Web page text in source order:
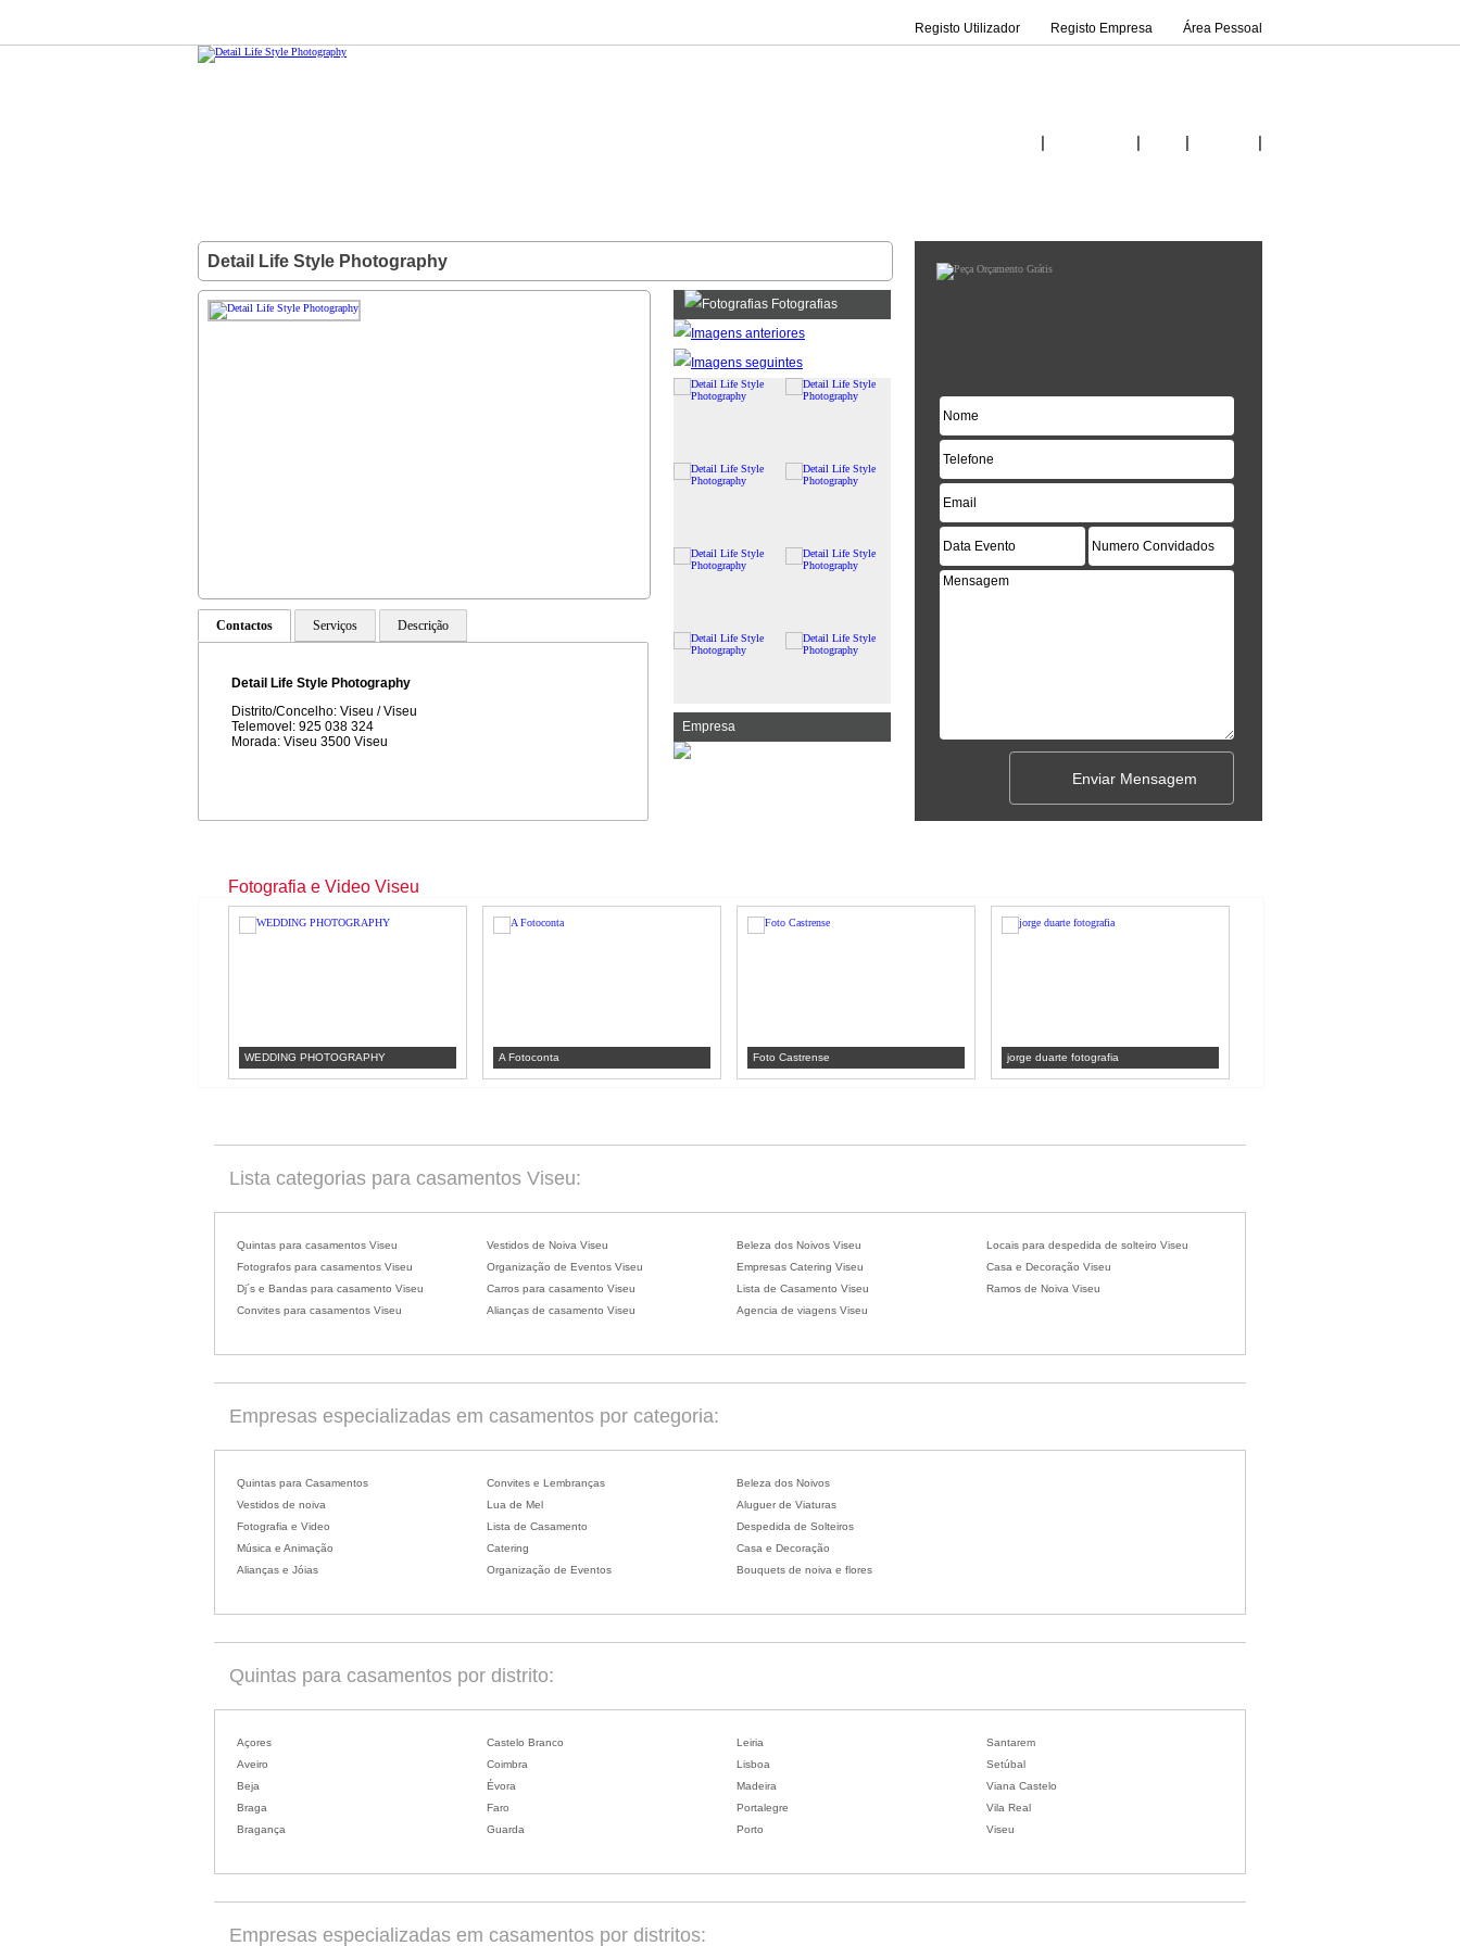
Área Pessoal
Registo Empresa
Registo Utilizador
| | | |
Detail Life Style Photography
Contactos Serviços Descrição
Detail Life Style Photography
Distrito/Concelho: Viseu / Viseu
Telemovel: 925 038 324
Morada: Viseu 3500 Viseu
Fotografias
Empresa
Fotografia e Video Viseu
WEDDING PHOTOGRAPHY A Fotoconta Foto Castrense jorge duarte fotografia
Lista categorias para casamentos Viseu:
Quintas para casamentos Viseu
Fotografos para casamentos Viseu
Dj´s e Bandas para casamento Viseu
Convites para casamentos Viseu
Vestidos de Noiva Viseu
Organização de Eventos Viseu
Carros para casamento Viseu
Alianças de casamento Viseu
Beleza dos Noivos Viseu
Empresas Catering Viseu
Lista de Casamento Viseu
Agencia de viagens Viseu
Locais para despedida de solteiro Viseu
Casa e Decoração Viseu
Ramos de Noiva Viseu
Empresas especializadas em casamentos por categoria:
Quintas para Casamentos
Vestidos de noiva
Fotografia e Video
Música e Animação
Alianças e Jóias
Convites e Lembranças
Lua de Mel
Lista de Casamento
Catering
Organização de Eventos
Beleza dos Noivos
Aluguer de Viaturas
Despedida de Solteiros
Casa e Decoração
Bouquets de noiva e flores
Quintas para casamentos por distrito:
Açores
Aveiro
Beja
Braga
Bragança
Castelo Branco
Coimbra
Évora
Faro
Guarda
Leiria
Lisboa
Madeira
Portalegre
Porto
Santarem
Setúbal
Viana Castelo
Vila Real
Viseu
Empresas especializadas em casamentos por distritos: